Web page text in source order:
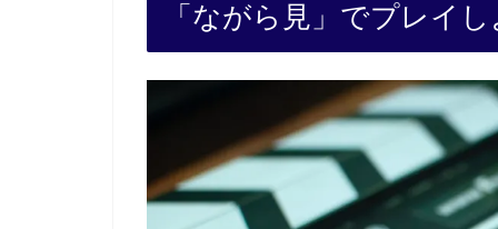
「ながら見」でプレイ